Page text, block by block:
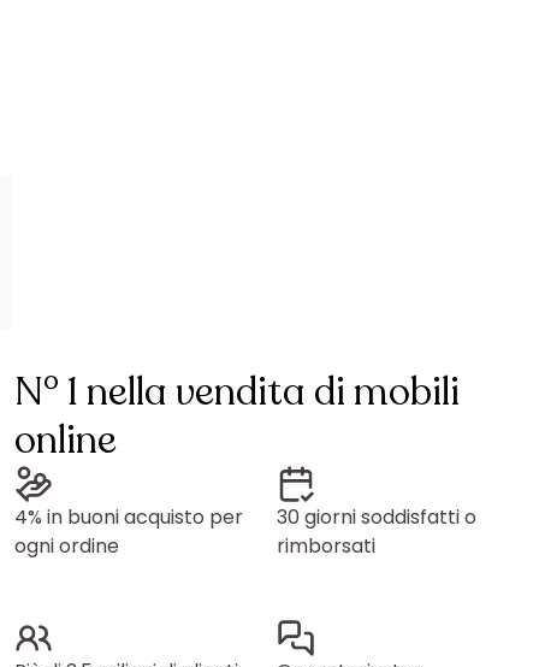
N° 1 nella vendita di mobili
online
4% in buoni acquisto per
ogni ordine
30 giorni soddisfatti o
rimborsati